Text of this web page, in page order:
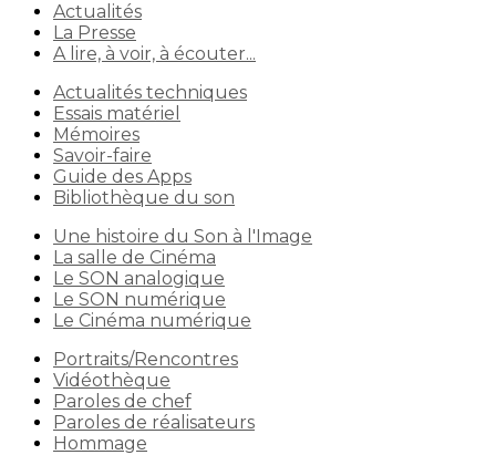
Actualités
La Presse
A lire, à voir, à écouter...
Actualités techniques
Essais matériel
Mémoires
Savoir-faire
Guide des Apps
Bibliothèque du son
Une histoire du Son à l'Image
La salle de Cinéma
Le SON analogique
Le SON numérique
Le Cinéma numérique
Portraits/Rencontres
Vidéothèque
Paroles de chef
Paroles de réalisateurs
Hommage